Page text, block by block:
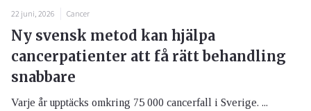
22 juni, 2026 Cancer
Ny svensk metod kan hjälpa
cancerpatienter att få rätt behandling
snabbare
Varje år upptäcks omkring 75 000 cancerfall i Sverige. ...